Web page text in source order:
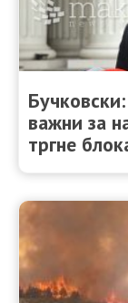
важни за
тргне